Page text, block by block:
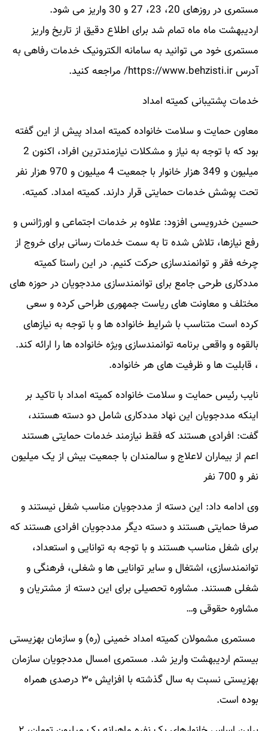
مستمری در روزهای 20، 23، 27 و 30 واریز می شود.
اردیبهشت ماه ماه تمام شد برای اطلاع دقیق از تاریخ واریز
مستمری خود می توانید به سامانه الکترونیک خدمات رفاهی به
آدرس https://www.behzisti.ir/ مراجعه کنید.
خدمات پشتیبانی کمیته امداد
معاون حمایت و سلامت خانواده کمیته امداد پیش از این گفته
بود که با توجه به نیاز و مشکلات نیازمندترین افراد، اکنون 2
میلیون و 349 هزار خانوار با جمعیت 4 میلیون و 970 هزار نفر
تحت پوشش خدمات حمایتی قرار دارند. کمیته امداد. کمیته.
حسین خدرویسی افزود: علاوه بر خدمات اجتماعی و اورژانس و
رفع نیازها، تلاش شده تا به سمت خدمات رسانی برای خروج از
چرخه فقر و توانمندسازی حرکت کنیم. در این راستا کمیته
مددکاری طرحی جامع برای توانمندسازی مددجویان در حوزه های
مختلف و معاونت های ریاست جمهوری طراحی کرده و سعی
کرده است متناسب با شرایط خانواده ها و با توجه به نیازهای
بالقوه و واقعی برنامه توانمندسازی ویژه خانواده ها را ارائه کند.
، قابلیت ها و ظرفیت های هر خانواده.
نایب رئیس حمایت و سلامت خانواده کمیته امداد با تاکید بر
اینکه مددجویان این نهاد مددکاری شامل دو دسته هستند،
گفت: افرادی هستند که فقط نیازمند خدمات حمایتی هستند
اعم از بیماران لاعلاج و سالمندان با جمعیت بیش از یک میلیون
نفر و 700 نفر
وی ادامه داد: این دسته از مددجویان مناسب شغل نیستند و
صرفا حمایتی هستند و دسته دیگر مددجویان افرادی هستند که
برای شغل مناسب هستند و با توجه به توانایی و استعداد،
توانمندسازی، اشتغال و سایر توانایی ها و شغلی، فرهنگی و
شغلی هستند. مشاوره تحصیلی برای این دسته از مشتریان و
مشاوره حقوقی و…
مستمری مشمولان کمیته امداد خمینی (ره) و سازمان بهزیستی
بیستم اردیبهشت واریز شد. مستمری امسال مددجویان سازمان
بهزیستی نسبت به سال گذشته با افزایش ۳۰ درصدی همراه
بوده است.